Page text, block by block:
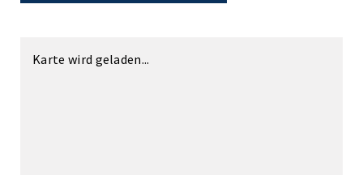
Karte wird geladen...